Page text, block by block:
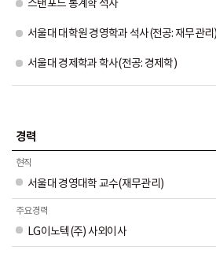
스탠포드 통계학 석사
서울대 대학원 경영학과 석사(전공: 재무관리)
서울대 경제학과 학사(전공: 경제학)
경력
현직
서울대 경영대학 교수(재무관리)
주요경력
LG이노텍(주) 사외이사